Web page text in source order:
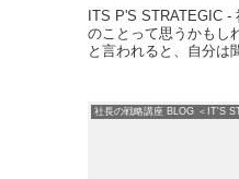
ITS P'S STRATEGIC -
のことって思うかもし
と言われると、自分は
なので...
社長の戦略講座 BLOG ＜IT'S